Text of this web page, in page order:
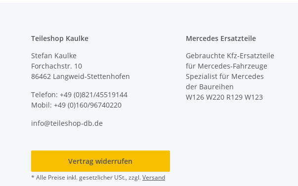
Teileshop Kaulke
Stefan Kaulke
Forchachstr. 10
86462 Langweid-Stettenhofen
Telefon: +49 (0)821/45519144
Mobil: +49 (0)160/96740220
info@teileshop-db.de
Mercedes Ersatzteile
Gebrauchte Kfz-Ersatzteile
für Mercedes-Fahrzeuge
Spezialist für Mercedes
der Baureihen
W126 W220 R129 W123
Vertrag widerrufen
* Alle Preise inkl. gesetzlicher USt., zzgl.Versand